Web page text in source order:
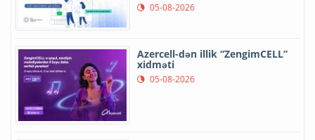
05-08-2026
Azercell-dən illik “ZengimCELL”
xidməti
05-08-2026